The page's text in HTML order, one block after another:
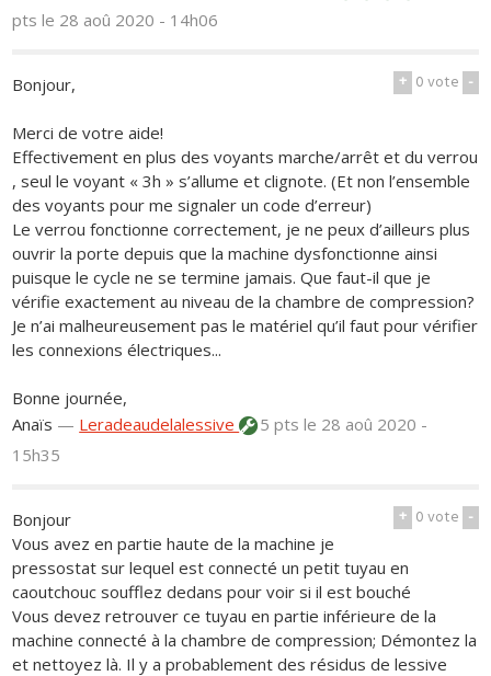
ptsle 28 aoû 2020 - 14h06
+ 0vote -
Bonjour,
Merci de votre aide!
Effectivement en plus des voyants marche/arrêt et du verrou
, seul le voyant « 3h » s’allume et clignote. (Et non l’ensemble
des voyants pour me signaler un code d’erreur)
Le verrou fonctionne correctement, je ne peux d’ailleurs plus
ouvrir la porte depuis que la machine dysfonctionne ainsi
puisque le cycle ne se termine jamais. Que faut-il que je
vérifie exactement au niveau de la chambre de compression?
Je n’ai malheureusement pas le matériel qu’il faut pour vérifier
les connexions électriques...
Bonne journée,
Anaïs — Leradeaudelalessive 5 ptsle 28 aoû 2020 -
15h35
+ 0vote -
Bonjour
Vous avez en partie haute de la machine je
pressostat sur lequel est connecté un petit tuyau en
caoutchouc soufflez dedans pour voir si il est bouché
Vous devez retrouver ce tuyau en partie inférieure de la
machine connecté à la chambre de compression; Démontez la
et nettoyez là. Il y a probablement des résidus de lessive